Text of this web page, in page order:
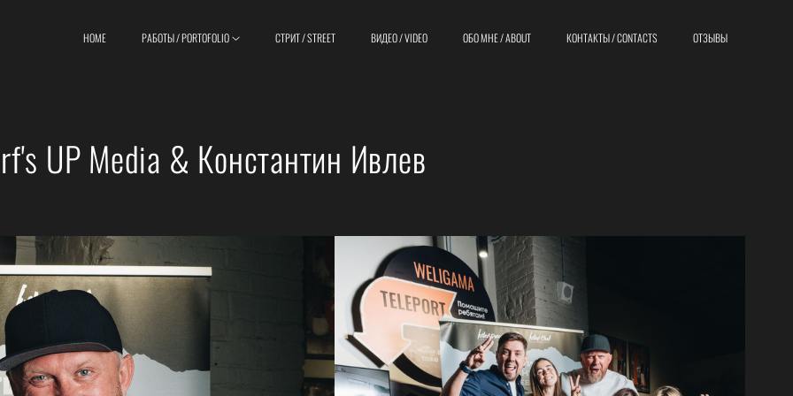
HOME РАБОТЫ / PORTOFOLIO СТРИТ / STREET ВИДЕО / VIDEO ОБО МНЕ / ABOUT КОНТАКТЫ / CONTACTS ОТЗЫВЫ
UP Media & Константин Ивлев